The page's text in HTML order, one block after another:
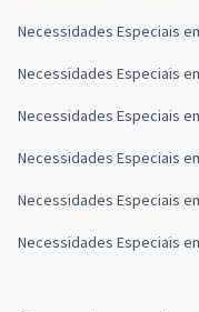
Necessidades Especiais
Necessidades Especiais
Necessidades Especiais
Necessidades Especiais
Necessidades Especiais
Necessidades Especiais